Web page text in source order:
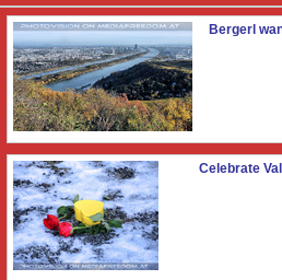
Bergerl
Celebrate